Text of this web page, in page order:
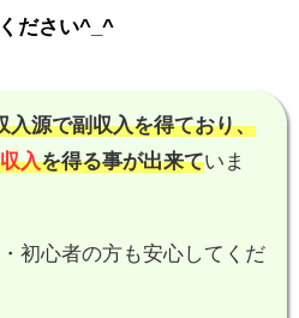
ださい^_^
入源で副収入を得ており、
入を得る事が出来ていま
初心者の方も安心してくだ